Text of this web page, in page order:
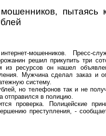
пытаясь
мошенников. Пресс-
решил прикупить три
из ресурсов он нашел
Мужчина сделал заказ и
систему.
но телефонов так и не
отправился в полицию.
проверка. Полицейские
преступления, -